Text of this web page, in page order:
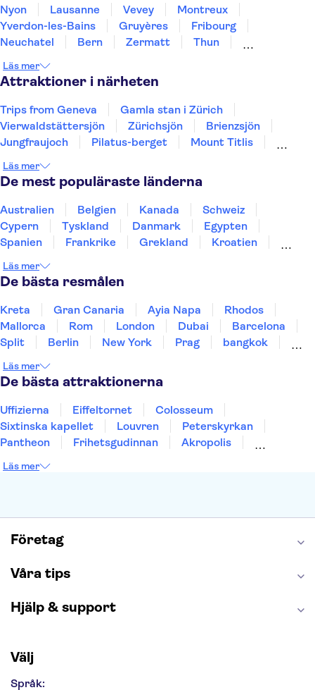
Nyon Lausanne Vevey
Montreux
Yverdon-les-Bains
Gruyères
Fribourg
Neuchatel
Bern Zermatt
Thun
Läs mer
Attraktioner i närheten
Trips from Geneva
Gamla stan i Zürich
Vierwaldstättersjön
Zürichsjön
Brienzsjön
Jungfraujoch
Pilatus-berget
Mount Titlis
Rhine Falls
Läs mer
De mest populäraste länderna
Australien Belgien Kanada
Schweiz
Cypern
Tyskland Danmark
Egypten
Spanien
Frankrike Grekland
Kroatien
Sverige
Thailand
Läs mer
De bästa resmålen
Kreta Gran Canaria Ayia Napa
Rhodos
Mallorca
Rom London Dubai
Barcelona
Split
Berlin New York Prag
bangkok
Uppsala
Helsingborg
Läs mer
De bästa attraktionerna
Uffizierna Eiffeltornet
Colosseum
Sixtinska kapellet
Louvren
Peterskyrkan
Pantheon
Frihetsgudinnan
Akropolis
Burj Khalifa
Läs mer
Företag
Våra tips
Hjälp & support
Välj
Språk: